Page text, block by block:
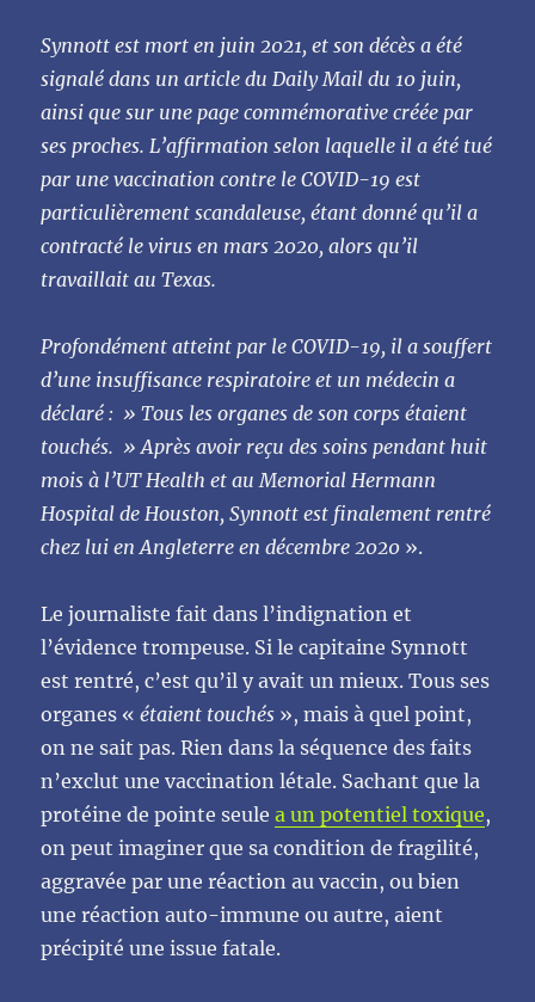
Synnott est mort en juin 2021, et son décès a été
signalé dans un article du Daily Mail du 10 juin,
ainsi que sur une page commémorative créée par
ses proches. L’affirmation selon laquelle il a été tué
par une vaccination contre le COVID-19 est
particulièrement scandaleuse, étant donné qu’il a
contracté le virus en mars 2020, alors qu’il
travaillait au Texas.
Profondément atteint par le COVID-19, il a souffert
d’une insuffisance respiratoire et un médecin a
déclaré : » Tous les organes de son corps étaient
touchés. » Après avoir reçu des soins pendant huit
mois à l’UT Health et au Memorial Hermann
Hospital de Houston, Synnott est finalement rentré
chez lui en Angleterre en décembre 2020 ».
Le journaliste fait dans l’indignation et
l’évidence trompeuse. Si le capitaine Synnott
est rentré, c’est qu’il y avait un mieux. Tous ses
organes «étaient touchés », mais à quel point,
on ne sait pas. Rien dans la séquence des faits
n’exclut une vaccination létale. Sachant que la
protéine de pointe seulea un potentiel toxique,
on peut imaginer que sa condition de fragilité,
aggravée par une réaction au vaccin, ou bien
une réaction auto-immune ou autre, aient
précipité une issue fatale.